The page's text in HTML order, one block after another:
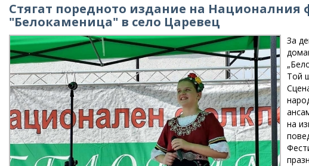
Стягат поредното издание на Националния
"Белокаменица" в село Царевец
За
Той
на